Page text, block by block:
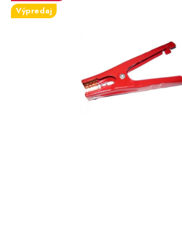
FOTOVOLTAIKA
KÁBLE A KONEKTORY
Výpredaj